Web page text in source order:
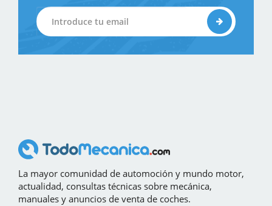
La mayor comunidad de automoción y mundo motor,
actualidad, consultas técnicas sobre mecánica,
manuales y anuncios de venta de coches.